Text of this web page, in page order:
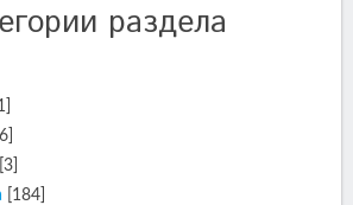
раздела
[6]
[3]
[184]